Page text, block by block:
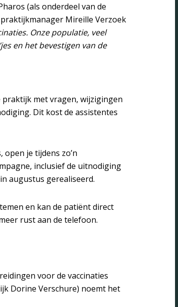
(als onderdeel van de
Mireille Verzoek
Onze populatie, veel
en het bevestigen van de
praktijk met vragen, wijzigingen
Dit kost de assistentes
je tijdens zo’n
inclusief de uitnodiging
augustus gerealiseerd.
en kan de patiënt direct
rust aan de telefoon.
voor de vaccinaties
Dorine Verschure) noemt het